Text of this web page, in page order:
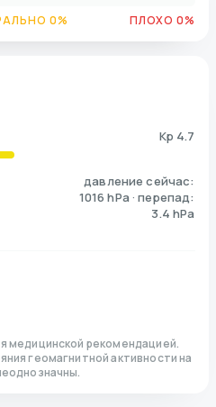
0% ПЛОХО 0%
Kp 4.7
давление сейчас:
1016 hPa · перепад:
3.4 hPa
медицинской рекомендацией.
геомагнитной активности на